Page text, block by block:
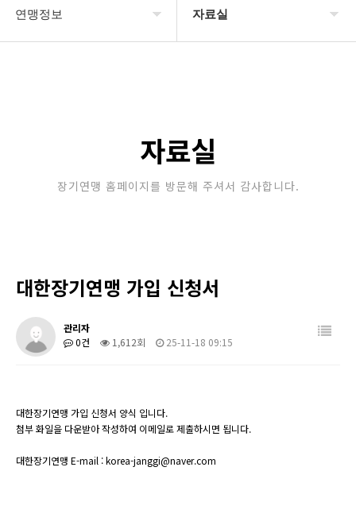
연맹정보 자료실
자료실
자료실
장기연맹 홈페이지를 방문해 주셔서 감사합니다.
대한장기연맹 가입 신청서
관리자
0건
1,612회 25-11-18 09:15
대한장기연맹 가입 신청서 양식 입니다.
첨부 화일을 다운받아 작성하여 이메일로 제출하시면 됩니다.
대한장기연맹 E-mail : korea-janggi@naver.com